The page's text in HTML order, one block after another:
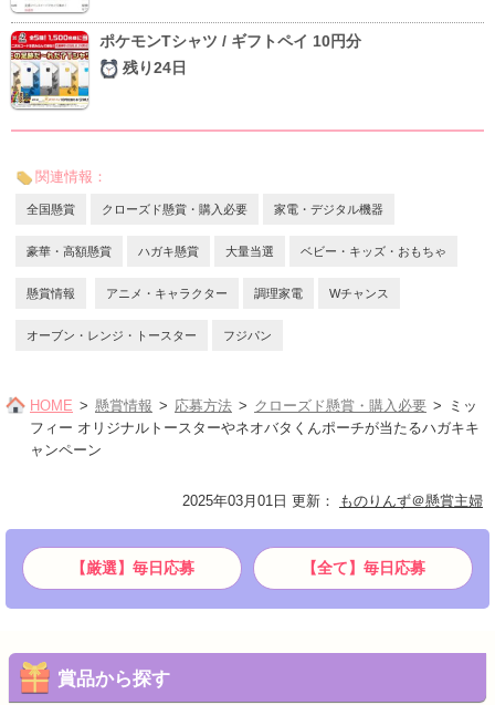
ポケモンTシャツ / ギフトペイ 10円分
残り24日
関連情報：
全国懸賞 クローズド懸賞・購入必要 家電・デジタル機器
豪華・高額懸賞 ハガキ懸賞 大量当選 ベビー・キッズ・おもちゃ
懸賞情報 アニメ・キャラクター 調理家電 Wチャンス
オーブン・レンジ・トースター フジパン
HOME 懸賞情報 応募方法 クローズド懸賞・購入必要
ミッ
フィー オリジナルトースターやネオバタくんポーチが当たるハガキキ
ャンペーン
2025年03月01日 更新 ： ものりんず＠懸賞主婦
【厳選】毎日応募 【全て】毎日応募
賞品から探す